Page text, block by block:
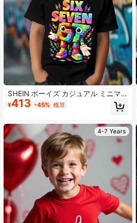
4.94 808K フォロワー
4.94 808K フォロワー
4.94 808K フォロワー
4.94 808K フォロワー
SHEIN ボーイズ カジュアル ミニマ
リスト Y2Kスタイル 数字67プリン
ト、Six&Seven、英字プリント、ス
ウンドネック半袖Tシャツ
¥413 -45% 概算
4-7 Years